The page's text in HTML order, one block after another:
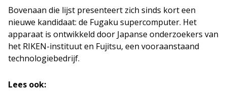
Bovenaan die lijst presenteert zich sinds kort een
nieuwe kandidaat: de Fugaku supercomputer. Het
apparaat is ontwikkeld door Japanse onderzoekers van
het RIKEN-instituut en Fujitsu, een vooraanstaand
technologiebedrijf.
Lees ook: